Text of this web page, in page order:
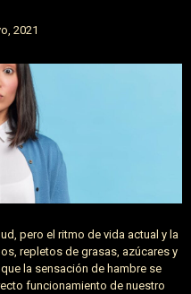
2021
pero el ritmo de vida actual y la
repletos de grasas, azúcares y
la sensación de hambre se
funcionamiento de nuestro